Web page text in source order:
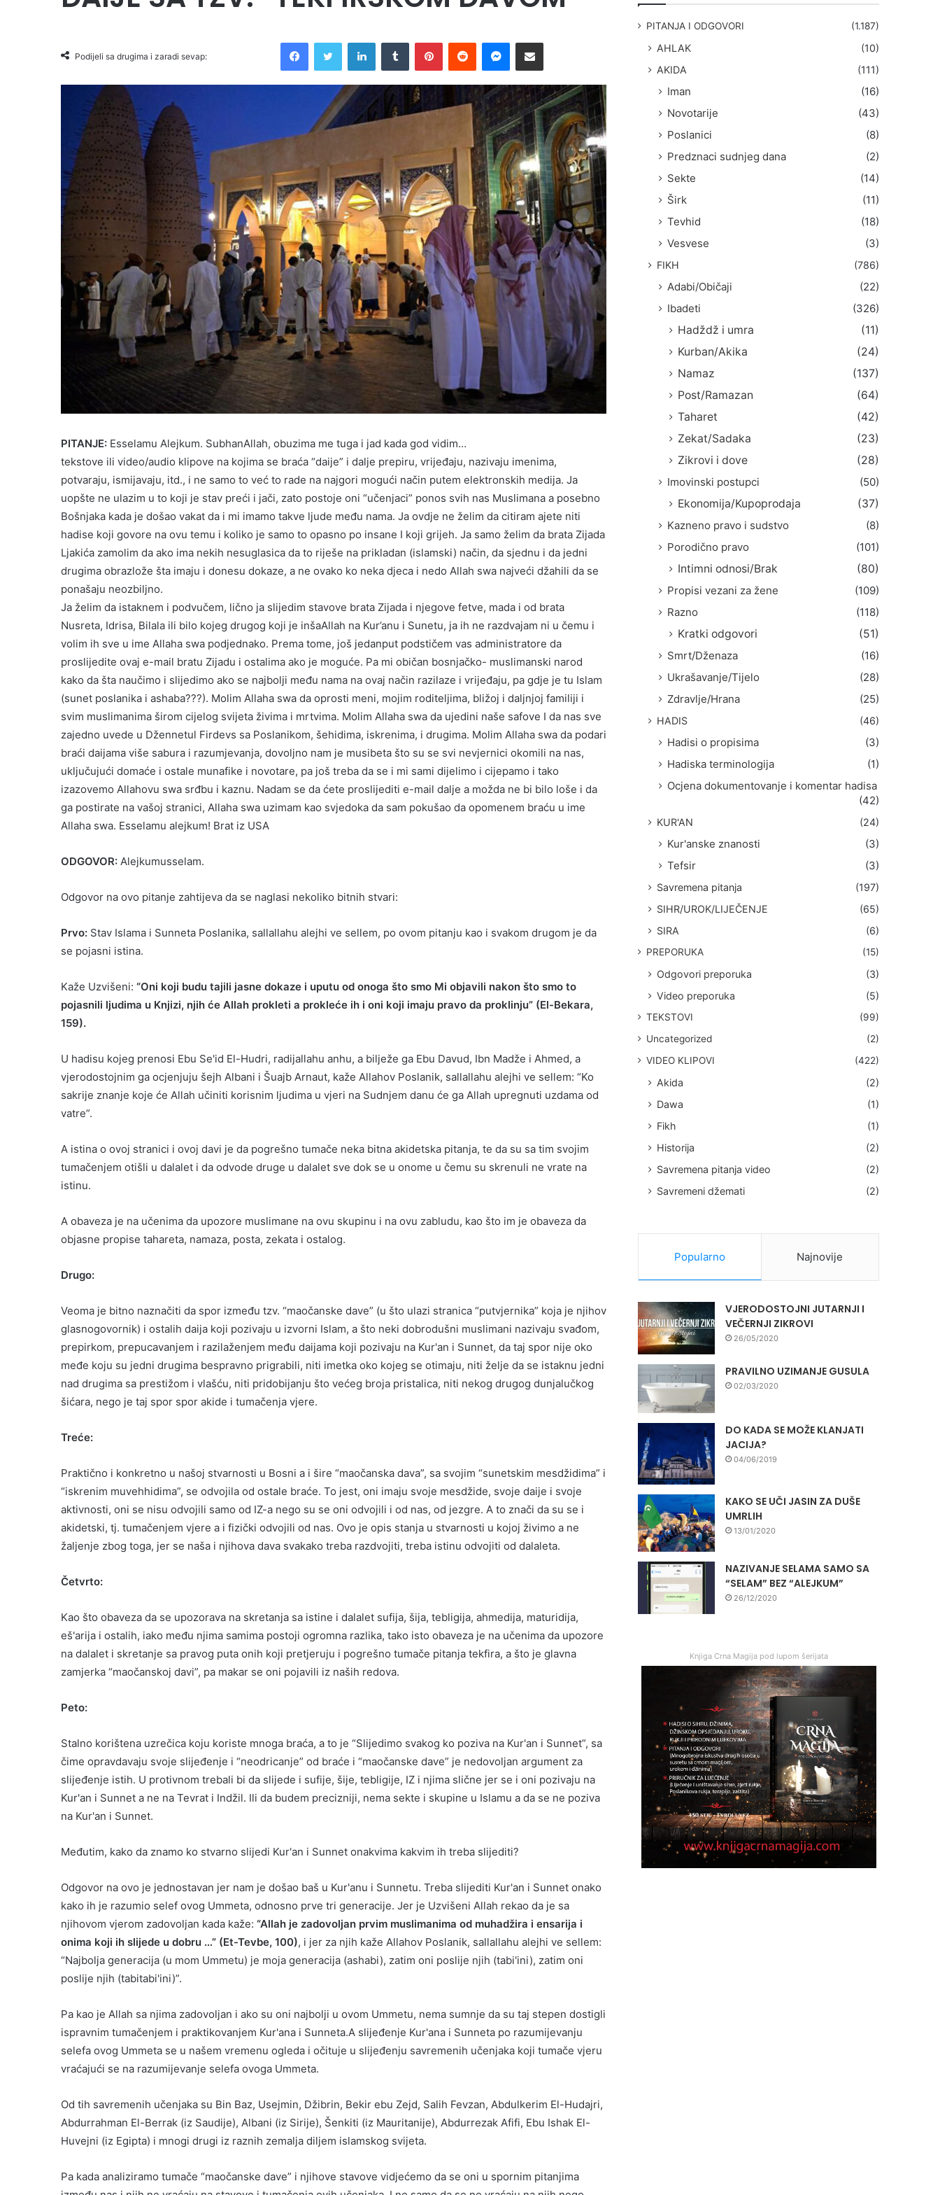
Podijeli sa drugima i zaradi sevap:
PITANJE: Esselamu Alejkum. SubhanAllah, obuzima me tuga i jad kada god vidim…
tekstove ili video/audio klipove na kojima se braća “daije” i dalje prepiru, vrijeđaju, nazivaju imenima,
potvaraju, ismijavaju, itd., i ne samo to već to rade na najgori mogući način putem elektronskih medija. Ja
uopšte ne ulazim u to koji je stav preći i jači, zato postoje oni “učenjaci” ponos svih nas Muslimana a posebno
Bošnjaka kada je došao vakat da i mi imamo takve ljude među nama. Ja ovdje ne želim da citiram ajete niti
hadise koji govore na ovu temu i koliko je samo to opasno po insane I koji grijeh. Ja samo želim da brata Zijada
Ljakića zamolim da ako ima nekih nesuglasica da to riješe na prikladan (islamski) način, da sjednu i da jedni
drugima obrazlože šta imaju i donesu dokaze, a ne ovako ko neka djeca i nedo Allah swa najveći džahili da se
ponašaju neozbiljno.
Ja želim da istaknem i podvučem, lično ja slijedim stavove brata Zijada i njegove fetve, mada i od brata
Nusreta, Idrisa, Bilala ili bilo kojeg drugog koji je inšaAllah na Kur’anu i Sunetu, ja ih ne razdvajam ni u čemu i
volim ih sve u ime Allaha swa podjednako. Prema tome, još jedanput podstičem vas administratore da
proslijedite ovaj e-mail bratu Zijadu i ostalima ako je moguće. Pa mi običan bosnjačko- muslimanski narod
kako da šta naučimo i slijedimo ako se najbolji među nama na ovaj način razilaze i vrijeđaju, pa gdje je tu Islam
(sunet poslanika i ashaba???). Molim Allaha swa da oprosti meni, mojim roditeljima, bližoj i daljnjoj familiji i
svim muslimanima širom cijelog svijeta živima i mrtvima. Molim Allaha swa da ujedini naše safove I da nas sve
zajedno uvede u Džennetul Firdevs sa Poslanikom, šehidima, iskrenima, i drugima. Molim Allaha swa da podari
braći daijama više sabura i razumjevanja, dovoljno nam je musibeta što su se svi nevjernici okomili na nas,
uključujući domaće i ostale munafike i novotare, pa još treba da se i mi sami dijelimo i cijepamo i tako
izazovemo Allahovu swa srđbu i kaznu. Nadam se da ćete proslijediti e-mail dalje a možda ne bi bilo loše i da
ga postirate na vašoj stranici, Allaha swa uzimam kao svjedoka da sam pokušao da opomenem braću u ime
Allaha swa. Esselamu alejkum! Brat iz USA
ODGOVOR: Alejkumusselam.
Odgovor na ovo pitanje zahtijeva da se naglasi nekoliko bitnih stvari:
Prvo: Stav Islama i Sunneta Poslanika, sallallahu alejhi ve sellem, po ovom pitanju kao i svakom drugom je da
se pojasni istina.
Kaže Uzvišeni: “Oni koji budu tajili jasne dokaze i uputu od onoga što smo Mi objavili nakon što smo to
pojasnili ljudima u Knjizi, njih će Allah prokleti a prokleće ih i oni koji imaju pravo da proklinju” (El-Bekara,
159).
U hadisu kojeg prenosi Ebu Se'id El-Hudri, radijallahu anhu, a bilježe ga Ebu Davud, Ibn Madže i Ahmed, a
vjerodostojnim ga ocjenjuju šejh Albani i Šuajb Arnaut, kaže Allahov Poslanik, sallallahu alejhi ve sellem: “Ko
sakrije znanje koje će Allah učiniti korisnim ljudima u vjeri na Sudnjem danu će ga Allah upregnuti uzdama od
vatre”.
A istina o ovoj stranici i ovoj davi je da pogrešno tumače neka bitna akidetska pitanja, te da su sa tim svojim
tumačenjem otišli u dalalet i da odvode druge u dalalet sve dok se u onome u čemu su skrenuli ne vrate na
istinu.
A obaveza je na učenima da upozore muslimane na ovu skupinu i na ovu zabludu, kao što im je obaveza da
objasne propise tahareta, namaza, posta, zekata i ostalog.
Drugo:
Veoma je bitno naznačiti da spor između tzv. “maočanske dave” (u što ulazi stranica “putvjernika” koja je njihov
glasnogovornik) i ostalih daija koji pozivaju u izvorni Islam, a što neki dobrodušni muslimani nazivaju svađom,
prepirkom, prepucavanjem i razilaženjem među daijama koji pozivaju na Kur'an i Sunnet, da taj spor nije oko
međe koju su jedni drugima bespravno prigrabili, niti imetka oko kojeg se otimaju, niti želje da se istaknu jedni
nad drugima sa prestižom i vlašću, niti pridobijanju što većeg broja pristalica, niti nekog drugog dunjalučkog
šićara, nego je taj spor spor akide i tumačenja vjere.
Treće:
Praktično i konkretno u našoj stvarnosti u Bosni a i šire “maočanska dava”, sa svojim “sunetskim mesdžidima” i
“iskrenim muvehhidima”, se odvojila od ostale braće. To jest, oni imaju svoje mesdžide, svoje daije i svoje
aktivnosti, oni se nisu odvojili samo od IZ-a nego su se oni odvojili i od nas, od jezgre. A to znači da su se i
akidetski, tj. tumačenjem vjere a i fizički odvojili od nas. Ovo je opis stanja u stvarnosti u kojoj živimo a ne
žaljenje zbog toga, jer se naša i njihova dava svakako treba razdvojiti, treba istinu odvojiti od dalaleta.
Četvrto:
Kao što obaveza da se upozorava na skretanja sa istine i dalalet sufija, šija, tebligija, ahmedija, maturidija,
eš'arija i ostalih, iako među njima samima postoji ogromna razlika, tako isto obaveza je na učenima da upozore
na dalalet i skretanje sa pravog puta onih koji pretjeruju i pogrešno tumače pitanja tekfira, a što je glavna
zamjerka “maočanskoj davi”, pa makar se oni pojavili iz naših redova.
Peto:
Stalno korištena uzrečica koju koriste mnoga braća, a to je “Slijedimo svakog ko poziva na Kur'an i Sunnet”, sa
čime opravdavaju svoje slijeđenje i “neodricanje” od braće i “maočanske dave” je nedovoljan argument za
slijeđenje istih. U protivnom trebali bi da slijede i sufije, šije, tebligije, IZ i njima slične jer se i oni pozivaju na
Kur'an i Sunnet a ne na Tevrat i Indžil. Ili da budem precizniji, nema sekte i skupine u Islamu a da se ne poziva
na Kur'an i Sunnet.
Međutim, kako da znamo ko stvarno slijedi Kur'an i Sunnet onakvima kakvim ih treba slijediti?
Odgovor na ovo je jednostavan jer nam je došao baš u Kur'anu i Sunnetu. Treba slijediti Kur'an i Sunnet onako
kako ih je razumio selef ovog Ummeta, odnosno prve tri generacije. Jer je Uzvišeni Allah rekao da je sa
njihovom vjerom zadovoljan kada kaže: “Allah je zadovoljan prvim muslimanima od muhadžira i ensarija i
onima koji ih slijede u dobru …” (Et-Tevbe, 100), i jer za njih kaže Allahov Poslanik, sallallahu alejhi ve sellem:
“Najbolja generacija (u mom Ummetu) je moja generacija (ashabi), zatim oni poslije njih (tabi'ini), zatim oni
poslije njih (tabitabi'ini)”.
Pa kao je Allah sa njima zadovoljan i ako su oni najbolji u ovom Ummetu, nema sumnje da su taj stepen dostigli
ispravnim tumačenjem i praktikovanjem Kur'ana i Sunneta.A slijeđenje Kur'ana i Sunneta po razumijevanju
selefa ovog Ummeta se u našem vremenu ogleda i očituje u slijeđenju savremenih učenjaka koji tumače vjeru
vraćajući se na razumijevanje selefa ovoga Ummeta.
Od tih savremenih učenjaka su Bin Baz, Usejmin, Džibrin, Bekir ebu Zejd, Salih Fevzan, Abdulkerim El-Hudajri,
Abdurrahman El-Berrak (iz Saudije), Albani (iz Sirije), Šenkiti (iz Mauritanije), Abdurrezak Afifi, Ebu Ishak El-
Huvejni (iz Egipta) i mnogi drugi iz raznih zemalja diljem islamskog svijeta.
Pa kada analiziramo tumače “maočanske dave” i njihove stavove vidjećemo da se oni u spornim pitanjima
PITANJA I ODGOVORI (1.187)
AHLAK
(10)
AKIDA
(111)
Iman
(16)
Novotarije
(43)
Poslanici
(8)
Predznaci sudnjeg dana
(2)
Sekte
(14)
Širk
(11)
Tevhid
(18)
Vesvese
(3)
FIKH (786)
Adabi/Običaji
(22)
Ibadeti
(326)
Hadždž i umra
(11)
Kurban/Akika
(24)
Namaz
(137)
Post/Ramazan
(64)
Taharet
(42)
Zekat/Sadaka
(23)
Zikrovi i dove
(28)
Imovinski postupci
(50)
Ekonomija/Kupoprodaja
(37)
Kazneno pravo i sudstvo
(8)
Porodično pravo
(101)
Intimni odnosi/Brak
(80)
Propisi vezani za žene
(109)
Razno
(118)
Kratki odgovori
(51)
Smrt/Dženaza
(16)
Ukrašavanje/Tijelo
(28)
Zdravlje/Hrana
(25)
HADIS (46)
Hadisi o propisima
(3)
Hadiska terminologija
(1)
Ocjena dokumentovanje i komentar hadisa
(42)
KUR'AN (24)
Kur'anske znanosti
(3)
Tefsir
(3)
Savremena pitanja
(197)
SIHR/UROK/LIJEČENJE
(65)
SIRA
(6)
PREPORUKA (15)
Odgovori preporuka
(3)
Video preporuka
(5)
TEKSTOVI
(99)
Uncategorized
(2)
VIDEO KLIPOVI
(422)
Akida
(2)
Dawa
(1)
Fikh
(1)
Historija
(2)
Savremena pitanja video
(2)
Savremeni džemati
(2)
Popularno Najnovije
VJERODOSTOJNI JUTARNJI I
VEČERNJI ZIKROVI
26/05/2020
PRAVILNO UZIMANJE GUSULA
02/03/2020
DO KADA SE MOŽE KLANJATI
JACIJA?
04/06/2019
KAKO SE UČI JASIN ZA DUŠE
UMRLIH
13/01/2020
NAZIVANJE SELAMA SAMO SA
“SELAM” BEZ “ALEJKUM”
26/12/2020
Knjiga Crna Magija pod lupom šerijata